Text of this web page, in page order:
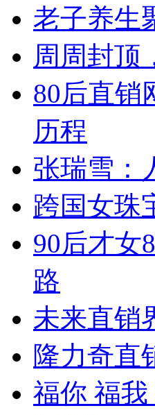
老子养生
周周封顶
80后直销
历程
张瑞雪：
跨国女珠
90后才女
路
未来直销
隆力奇直
福你 福我